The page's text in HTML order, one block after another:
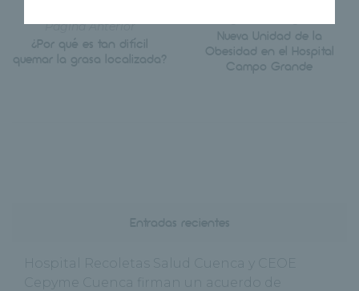
Página Anterior
¿Por qué es tan difícil
quemar la grasa localizada?
Nueva Unidad de la
Obesidad en el Hospital
Campo Grande
Hospital Recoletas Salud Cuenca y CEOE
Cepyme Cuenca firman un acuerdo de